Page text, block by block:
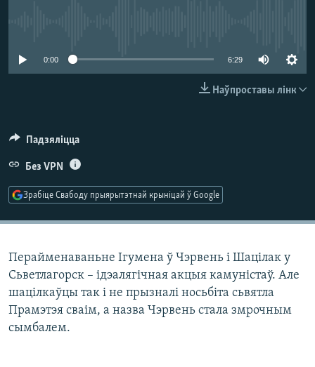
0:00 6:29
Наўпроставы лінк
Падзяліцца
Без VPN
Зрабіце Свабоду прыярытэтнай крыніцай ў Google
Перайменаваньне Ігумена ў Чэрвень і Шацілак у
Сьветлагорск – ідэалягічная акцыя камуністаў. Але
шацілкаўцы так і не прызналі носьбіта сьвятла
Прамэтэя сваім, а назва Чэрвень стала змрочным
сымбалем.